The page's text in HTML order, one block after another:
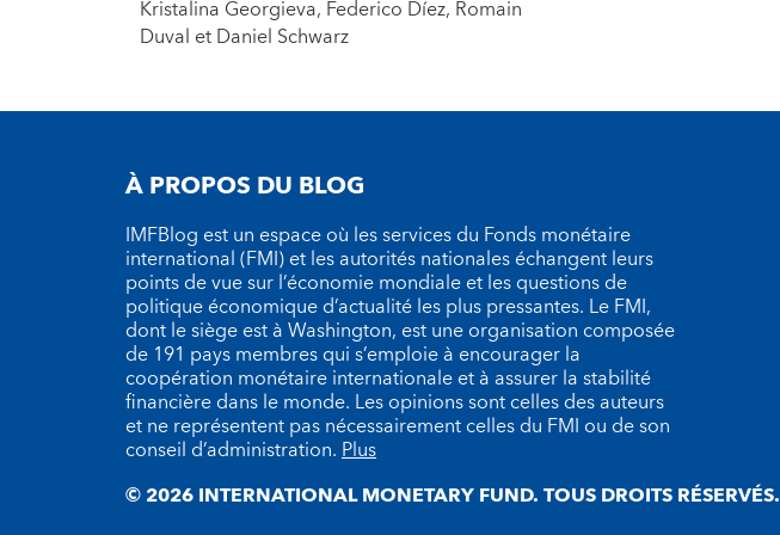
Kristalina Georgieva, Federico Díez, Romain
Duval et Daniel Schwarz
À PROPOS DU BLOG
IMFBlog est un espace où les services du Fonds monétaire
international (FMI) et les autorités nationales échangent leurs
points de vue sur l’économie mondiale et les questions de
politique économique d’actualité les plus pressantes. Le FMI,
dont le siège est à Washington, est une organisation composée
de 191 pays membres qui s’emploie à encourager la
coopération monétaire internationale et à assurer la stabilité
financière dans le monde. Les opinions sont celles des auteurs
et ne représentent pas nécessairement celles du FMI ou de son
conseil d’administration.Plus
© 2026 INTERNATIONAL MONETARY FUND. TOUS DROITS RÉSERVÉS.